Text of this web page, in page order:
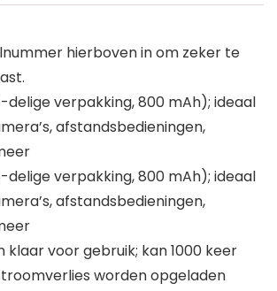
hierboven in om zeker te
verpakking, 800 mAh); ideaal
afstandsbedieningen,
verpakking, 800 mAh); ideaal
afstandsbedieningen,
klaar voor gebruik; kan 1000 keer
worden opgeladen